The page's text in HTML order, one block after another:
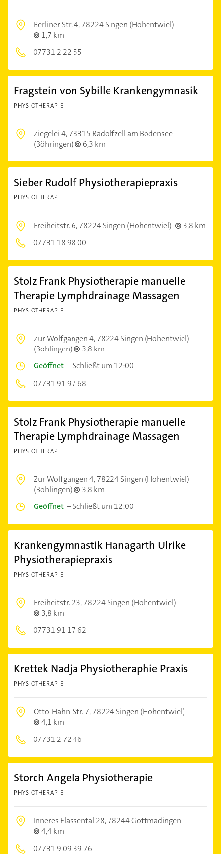
Berliner Str. 4,78224 Singen (Hohentwiel)
1,7 km
07731 2 22 55
Fragstein von Sybille Krankengymnasik
PHYSIOTHERAPIE
Ziegelei 4,78315 Radolfzell am Bodensee
(Böhringen)
6,3 km
Sieber Rudolf Physiotherapiepraxis
PHYSIOTHERAPIE
Freiheitstr. 6,78224 Singen (Hohentwiel)
3,8 km
07731 18 98 00
Stolz Frank Physiotherapie manuelle
Therapie Lymphdrainage Massagen
PHYSIOTHERAPIE
Zur Wolfgangen 4,78224 Singen (Hohentwiel)
(Bohlingen)
3,8 km
Geöffnet –Schließt um 12:00
07731 91 97 68
Stolz Frank Physiotherapie manuelle
Therapie Lymphdrainage Massagen
PHYSIOTHERAPIE
Zur Wolfgangen 4,78224 Singen (Hohentwiel)
(Bohlingen)
3,8 km
Geöffnet –Schließt um 12:00
Krankengymnastik Hanagarth Ulrike
Physiotherapiepraxis
PHYSIOTHERAPIE
Freiheitstr. 23,78224 Singen (Hohentwiel)
3,8 km
07731 91 17 62
Krettek Nadja Physiotheraphie Praxis
PHYSIOTHERAPIE
Otto-Hahn-Str. 7,78224 Singen (Hohentwiel)
4,1 km
07731 2 72 46
Storch Angela Physiotherapie
PHYSIOTHERAPIE
Inneres Flassental 28,78244 Gottmadingen
4,4 km
07731 9 09 39 76